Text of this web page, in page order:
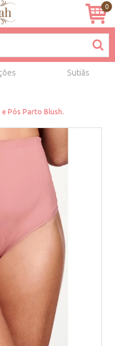
0
Sutiãs
Pós Parto Blush.